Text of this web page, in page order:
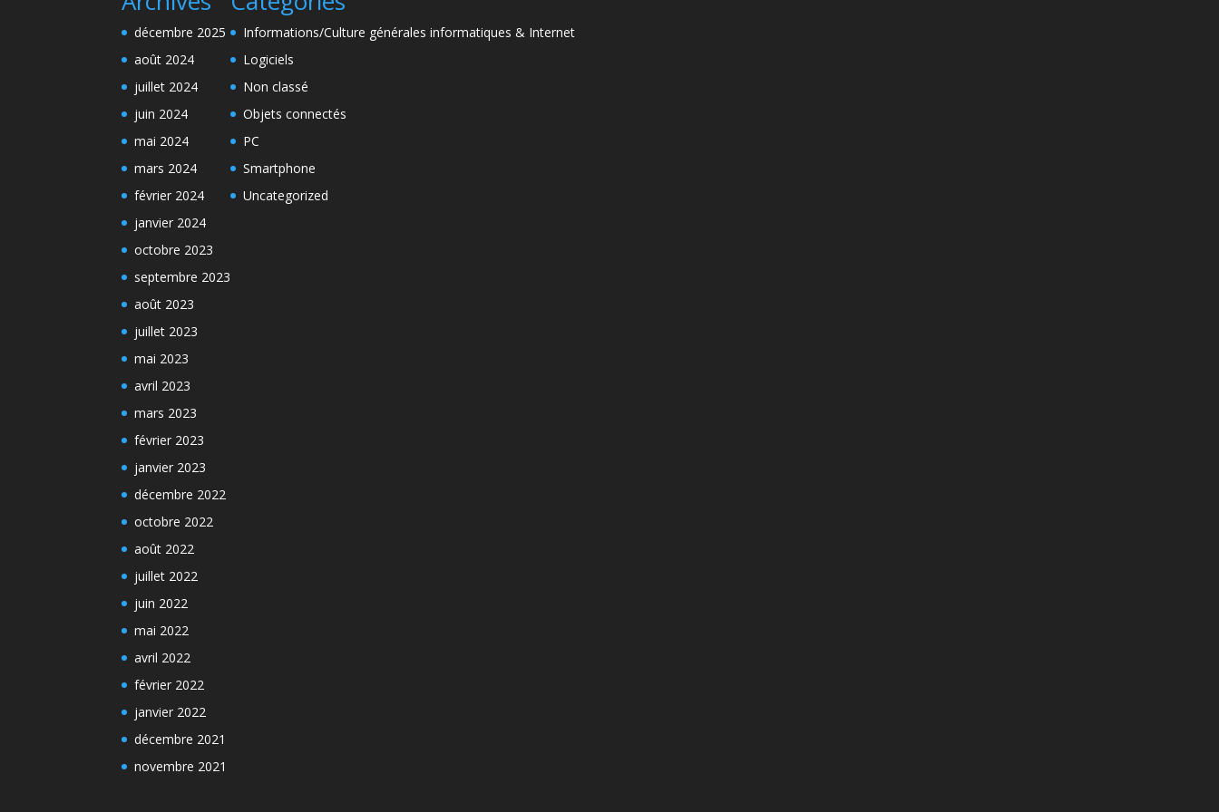
décembre 2025
août 2024
juillet 2024
juin 2024
mai 2024
mars 2024
février 2024
janvier 2024
octobre 2023
septembre 2023
août 2023
juillet 2023
mai 2023
avril 2023
mars 2023
février 2023
janvier 2023
décembre 2022
octobre 2022
août 2022
juillet 2022
juin 2022
mai 2022
avril 2022
février 2022
janvier 2022
décembre 2021
novembre 2021
Informations/Culture générales informatiques & Internet
Logiciels
Non classé
Objets connectés
PC
Smartphone
Uncategorized